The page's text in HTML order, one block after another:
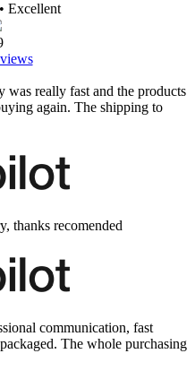
• Excellent
was really fast and the products
again. The shipping to
thanks recomended
communication, fast
The whole purchasing